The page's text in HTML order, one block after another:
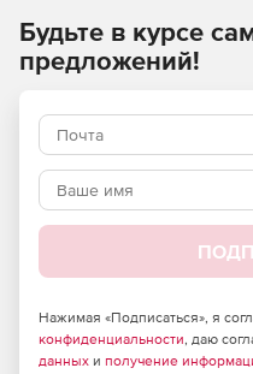
помощью которой
компьютере клиента, а не
количестве
высокой
Будьте в курсе
предложений!
Нажимая «Подписаться», я
конфиденциальности, даю
данных и получение